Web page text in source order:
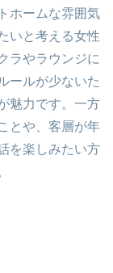
ホームな雰囲気
いと考える女性
ラやラウンジに
ールが少ないた
魅力です。一方
とや、客層が年
を楽しみたい方